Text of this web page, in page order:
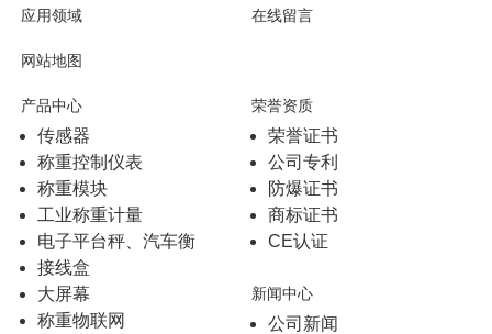
应用领域 在线留言
网站地图
产品中心
传感器
称重控制仪表
称重模块
工业称重计量
电子平台秤、汽车衡
接线盒
大屏幕
称重物联网
荣誉资质
荣誉证书
公司专利
防爆证书
商标证书
CE认证
新闻中心
公司新闻